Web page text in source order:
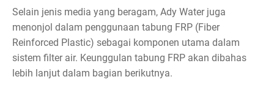
Selain jenis media yang beragam, Ady Water juga
menonjol dalam penggunaan tabung FRP (Fiber
Reinforced Plastic) sebagai komponen utama dalam
sistem filter air. Keunggulan tabung FRP akan dibahas
lebih lanjut dalam bagian berikutnya.